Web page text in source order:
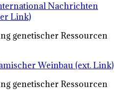
Nachrichten
Link)
genetischer Ressourcen
Weinbau (ext. Link)
genetischer Ressourcen